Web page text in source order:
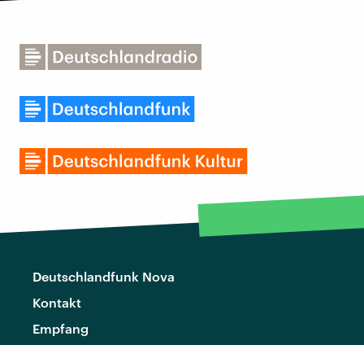
Deutschlandfunk Nova
Kontakt
Empfang